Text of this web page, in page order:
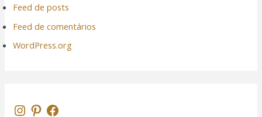
Feed de posts
Feed de comentários
WordPress.org